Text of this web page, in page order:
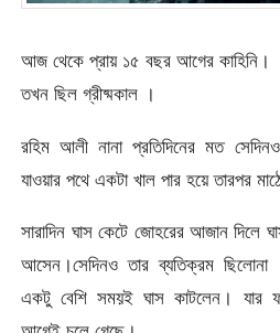
আজ থেকে প্রায় ১৫ বছর আগের কাহিনি।
তখন ছিল গ্রীষ্মকাল ।
রহিম আলী নানা প্রতিদিনের মত
যাওয়ার পথে একটা খাল পার হয়ে তারপর
সারাদিন ঘাস কেটে জোহরের আজান দিলে
আসেন।সেদিনও তার ব্যতিক্রম ছিলোনা
একটু বেশি সময়ই ঘাস কাটলেন। যার